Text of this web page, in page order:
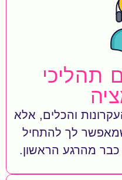
תהליכי
והכלים, אלא
לך להתחיל
כבר מהרגע הראשון.